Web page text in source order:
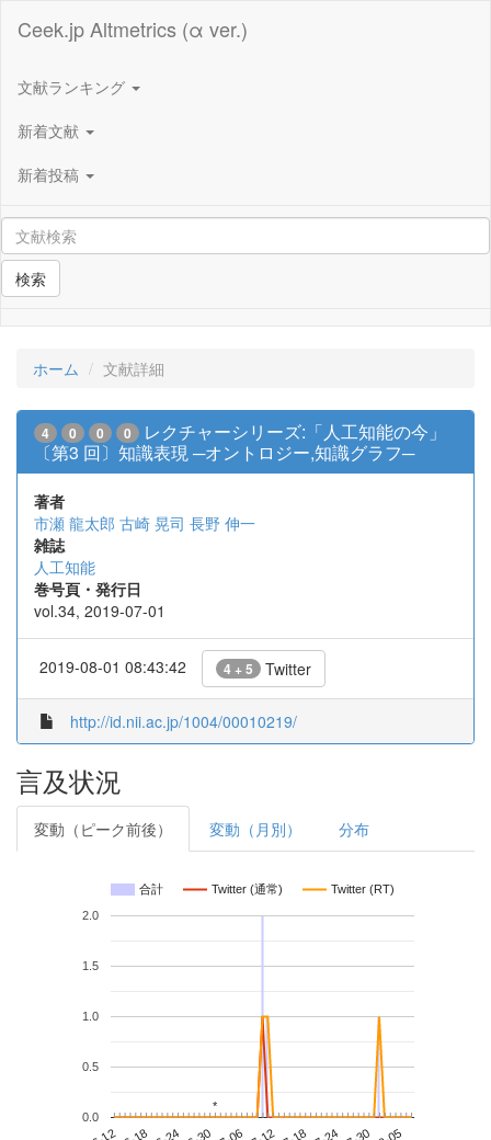
Ceek.jp Altmetrics (α ver.)
文献ランキング
新着文献
新着投稿
検索
ホーム 文献詳細
4 0 0 0
レクチャーシリーズ:「人工知能の今」
〔第3 回〕知識表現 ─オントロジー,知識グラフ─
著者
市瀬 龍太郎 古崎 晃司 長野 伸一
雑誌
人工知能
巻号頁・発行日
vol.34, 2019-07-01
2019-08-01 08:43:42 4 + 5 Twitter
http://id.nii.ac.jp/1004/00010219/
言及状況
変動（ピーク前後） 変動（月別） 分布
合計 Twitter (通常) Twitter (RT)
0.0
0.5
1.0
1.5
2.0
**